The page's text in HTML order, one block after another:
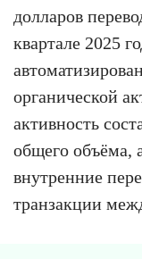
долларов
квартале 2025
органической
активность
общего объёма,
внутренние
транзакции